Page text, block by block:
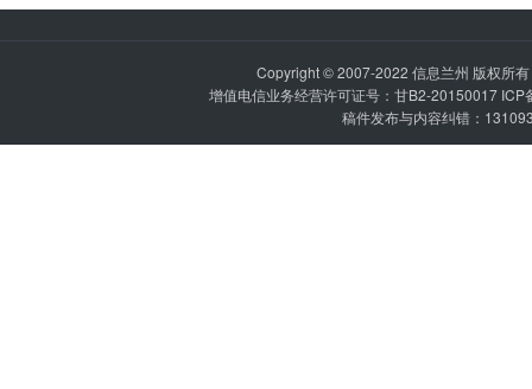
Copyright © 2007-2022 信息兰州 版权所
增值电信业务经营许可证号：甘B2-20150017 ICP
稿件发布与内容纠错：